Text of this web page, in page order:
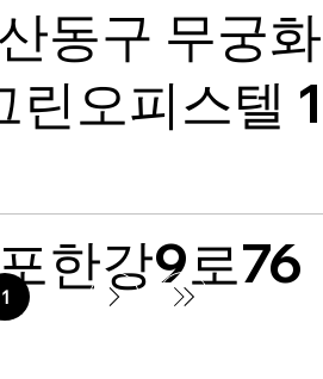
동구 무궁화
오피스텔 1
한강9로76
1페
이